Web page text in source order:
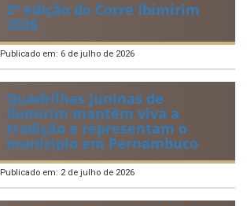
2ª edição do Corre Ibimirim
2026
Publicado em: 6 de julho de 2026
Quadrilhas Juninas de
Ibimirim mantêm viva a
tradição e representam o
munícipio em Pernambuco
Publicado em: 2 de julho de 2026